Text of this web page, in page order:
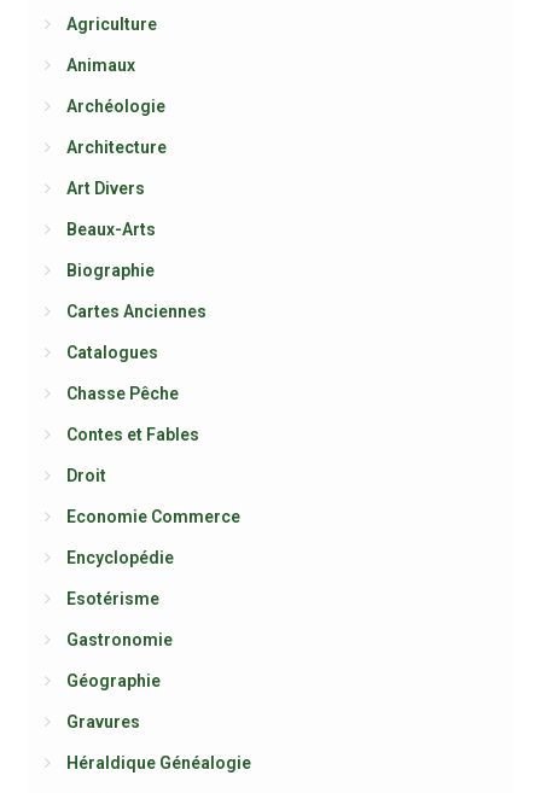
Agriculture
Animaux
Archéologie
Architecture
Art Divers
Beaux-Arts
Biographie
Cartes Anciennes
Catalogues
Chasse Pêche
Contes et Fables
Droit
Economie Commerce
Encyclopédie
Esotérisme
Gastronomie
Géographie
Gravures
Héraldique Généalogie